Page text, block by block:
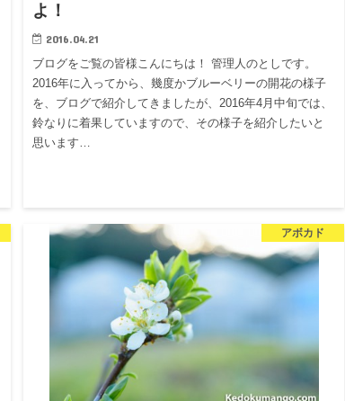
よ！
2016.04.21
ブログをご覧の皆様こんにちは！ 管理人のとしです。
2016年に入ってから、幾度かブルーベリーの開花の様子
を、ブログで紹介してきましたが、2016年4月中旬では、
鈴なりに着果していますので、その様子を紹介したいと
思います…
アボカド